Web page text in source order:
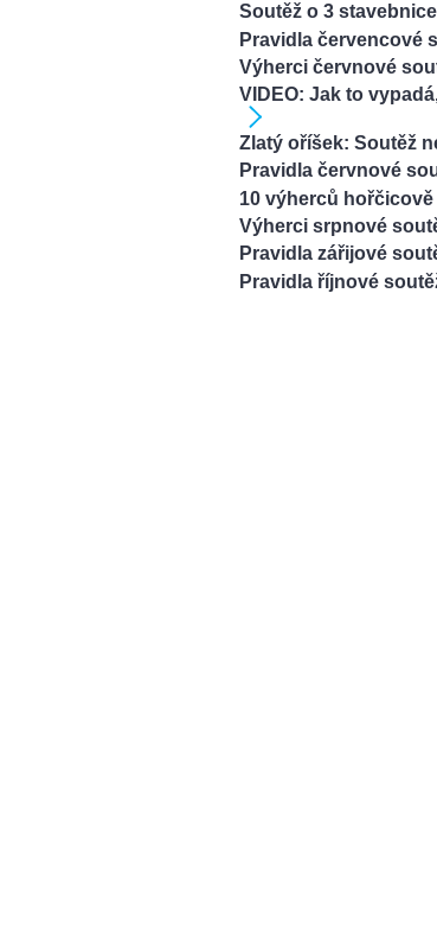
Soutěž o 3
Pravidla červencové
Výherci červnové
VIDEO: Jak to
Zlatý oříšek: Soutěž
Pravidla červnové
10 výherců
Výherci srpnové
Pravidla zářijové
Pravidla říjnové